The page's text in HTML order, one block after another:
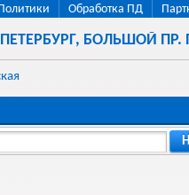
Обработка ПД
, БОЛЬШОЙ ПР.